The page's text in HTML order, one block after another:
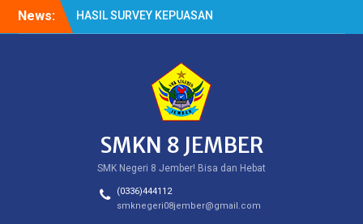
News:
HASIL SURVEY KEPUASAN
PELANGGAN
Cek Kesehatan Gratis
SMKN 8 JEMBER
SMK Negeri 8 Jember! Bisa dan Hebat
(0336)444112
smknegeri08jember@gmail.com